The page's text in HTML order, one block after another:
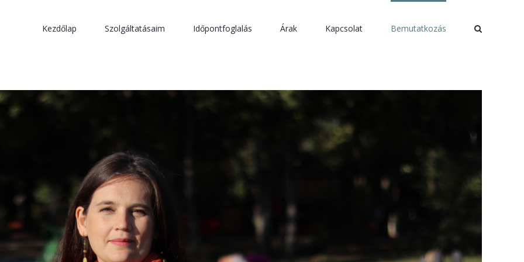
Kezdőlap Szolgáltatásaim Időpontfoglalás Árak Kapcsolat Bemutatkozás